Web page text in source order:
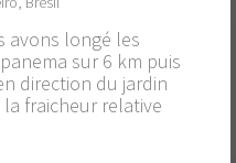
avons longé les
sur 6 km puis
direction du jardin
fraicheur relative